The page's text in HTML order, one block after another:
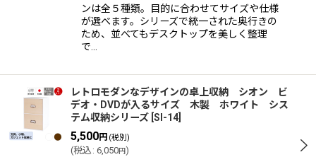
ンは全５種類。目的に合わせてサイズや仕様
が選べます。シリーズで統一された奥行きの
ため、並べてもデスクトップを美しく整理
で…
レトロモダンなデザインの卓上収納 シオン ビ
デオ・DVDが入るサイズ 木製 ホワイト シス
テム収納シリーズ SI-14
5,500円 (税別)
(税込 : 6,050円)